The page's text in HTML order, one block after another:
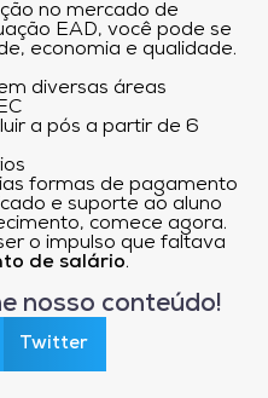
no mercado de
EAD, você pode se
economia e qualidade.
diversas áreas
a pós a partir de 6
formas de pagamento
e suporte ao aluno
comece agora.
o impulso que faltava
de salário.
nosso conteúdo!
Twitter